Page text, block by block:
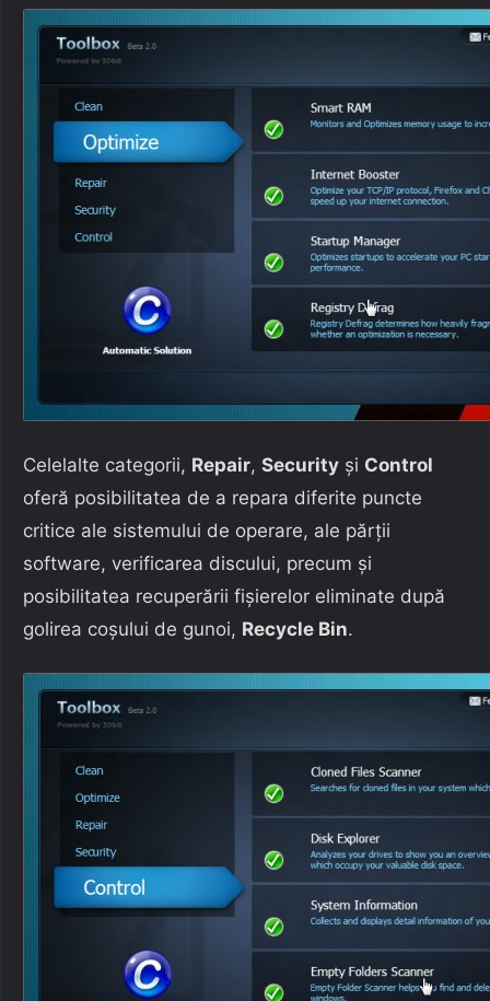
Celelalte categorii, Repair, Security și Control
oferă posibilitatea de a repara diferite puncte
critice ale sistemului de operare, ale părții
software, verificarea discului, precum și
posibilitatea recuperării fișierelor eliminate după
golirea coșului de gunoi, Recycle Bin.